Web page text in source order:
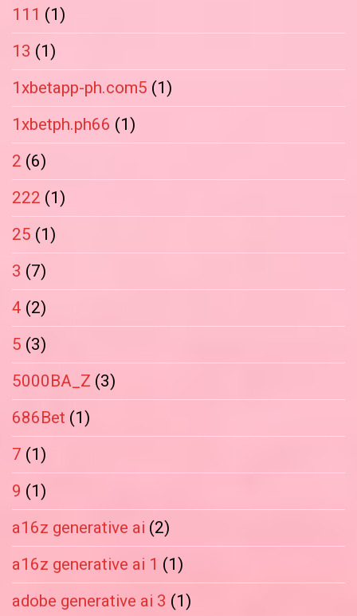
111 (1)
13 (1)
1xbetapp-ph.com5 (1)
1xbetph.ph66 (1)
2 (6)
222 (1)
25 (1)
3 (7)
4 (2)
5 (3)
5000BA_Z (3)
686Bet (1)
7 (1)
9 (1)
a16z generative ai (2)
a16z generative ai 1 (1)
adobe generative ai 3 (1)